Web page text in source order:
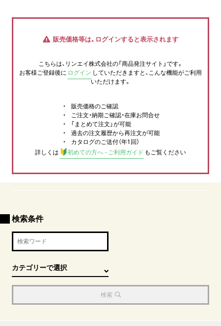
販売価格等は、ログインすると表示されます
こちらは、リンエイ株式会社の「商品発注サイト」です。
お客様ご登録後に ログイン していただきますと、こんな機能がご利用
いただけます。
販売価格のご確認
ご注文・納期ご確認・在庫お問合せ
「まとめて注文」が可能
過去の注文履歴から再注文が可能
カタログのご送付（年1回）
詳しくは
初めての方へ - ご利用ガイド もご覧ください
検索条件
検索